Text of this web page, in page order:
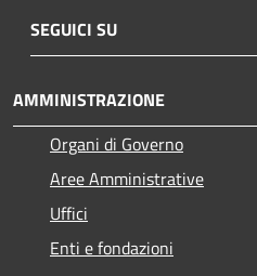
SEGUICI SU
AMMINISTRAZIONE
Organi di Governo
Aree Amministrative
Uffici
Enti e fondazioni